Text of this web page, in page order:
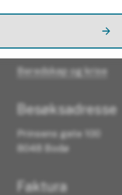
Kontakt oss
Kontakt Nordland
Beredskap og krise
Besøksadresse
Prinsens gate 100
8048 Bodø
Faktura